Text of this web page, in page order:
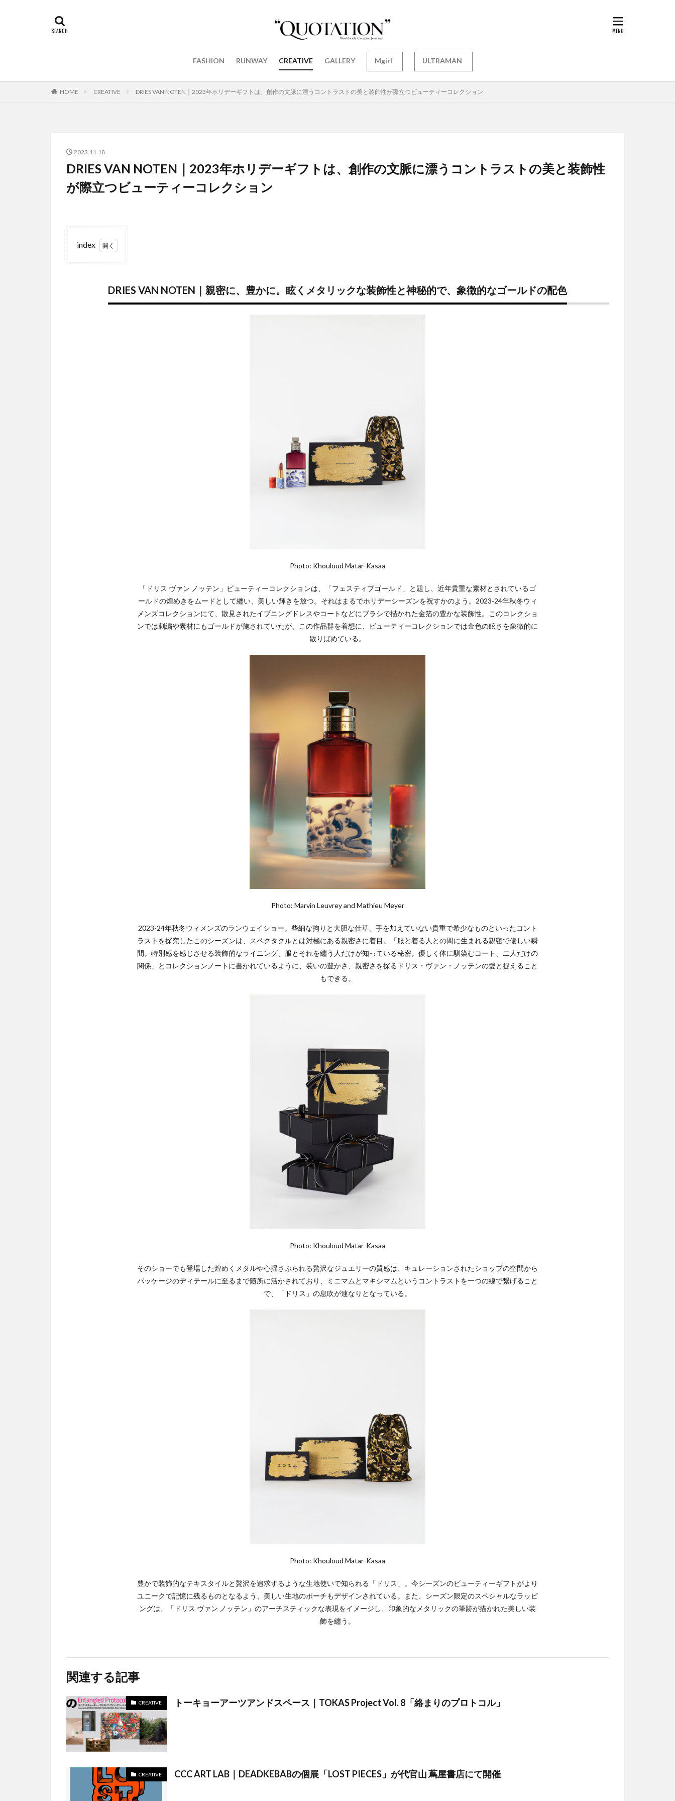
FASHION RUNWAY CREATIVE GALLERY Mgirl ULTRAMAN
HOME CREATIVE DRIES VAN NOTEN｜2023年ホリデーギフトは、創作の文脈に漂うコントラストの美と装飾性が際立つビューティーコレクション
2023.11.18
DRIES VAN NOTEN｜2023年ホリデーギフトは、創作の文脈に漂うコントラストの美と装飾性
が際立つビューティーコレクション
index
1
DRIES VAN NOTEN｜親密に、豊かに。眩くメタリックな装飾性と神秘的で、象徴的なゴールドの配色
Photo: Khouloud Matar-Kasaa
「ドリス ヴァン ノッテン」ビューティーコレクションは、「フェスティブゴールド」と題し、近年貴重な素材とされているゴ
ールドの煌めきをムードとして纏い、美しい輝きを放つ。それはまるでホリデーシーズンを祝すかのよう。2023-24年秋冬ウィ
メンズコレクションにて、散見されたイブニングドレスやコートなどにブラシで描かれた金箔の豊かな装飾性。このコレクショ
ンでは刺繍や素材にもゴールドが施されていたが、この作品群を着想に、ビューティーコレクションでは金色の眩さを象徴的に
散りばめている。
Photo: Marvin Leuvrey and Mathieu Meyer
2023-24年秋冬ウィメンズのランウェイショー。些細な拘りと大胆な仕草、手を加えていない貴重で希少なものといったコント
ラストを探究したこのシーズンは、スペクタクルとは対極にある親密さに着目。「服と着る人との間に生まれる親密で優しい瞬
間。特別感を感じさせる装飾的なライニング、服とそれを纏う人だけが知っている秘密。優しく体に馴染むコート、二人だけの
関係」とコレクションノートに書かれているように、装いの豊かさ、親密さを探るドリス・ヴァン・ノッテンの愛と捉えること
もできる。
Photo: Khouloud Matar-Kasaa
そのショーでも登場した煌めくメタルや心揺さぶられる贅沢なジュエリーの質感は、キュレーションされたショップの空間から
パッケージのディテールに至るまで随所に活かされており、ミニマムとマキシマムというコントラストを一つの線で繋げること
で、「ドリス」の息吹が連なりとなっている。
Photo: Khouloud Matar-Kasaa
豊かで装飾的なテキスタイルと贅沢を追求するような生地使いで知られる「ドリス」。今シーズンのビューティーギフトがより
ユニークで記憶に残るものとなるよう、美しい生地のポーチもデザインされている。また、シーズン限定のスペシャルなラッピ
ングは、「ドリス ヴァン ノッテン」のアーチスティックな表現をイメージし、印象的なメタリックの筆跡が描かれた美しい装
飾を纏う。
関連する記事
CREATIVE トーキョーアーツアンドスペース｜TOKAS Project Vol. 8「絡まりのプロトコル」
CREATIVE CCC ART LAB｜DEADKEBABの個展「LOST PIECES」が代官山 蔦屋書店にて開催